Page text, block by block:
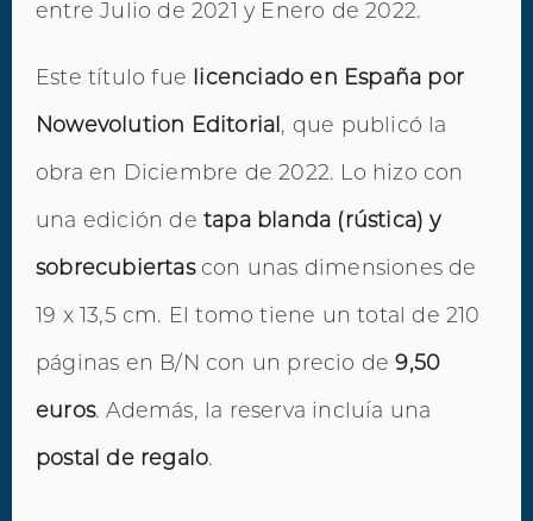
entre Julio de 2021 y Enero de 2022.
Este título fue licenciado en España por
Nowevolution Editorial, que publicó la
obra en Diciembre de 2022. Lo hizo con
una edición de tapa blanda (rústica) y
sobrecubiertascon unas dimensiones de
19 x 13,5 cm. El tomo tiene un total de 210
páginas en B/N con un precio de9,50
euros. Además, la reserva incluía una
postal de regalo.